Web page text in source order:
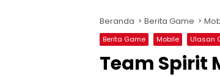
Beranda Berita Game
Berita Game Mobile Ulasan
Team Spirit